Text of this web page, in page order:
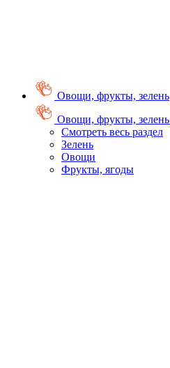
Овощи, фрукты, зелень
Овощи, фрукты, зелень
Смотреть весь раздел
Зелень
Овощи
Фрукты, ягоды